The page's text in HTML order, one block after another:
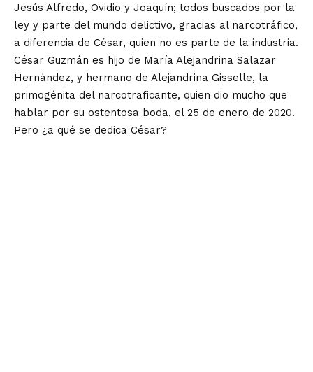
Jesús Alfredo, Ovidio y Joaquín; todos buscados por la
ley y parte del mundo delictivo, gracias al narcotráfico,
a diferencia de César, quien no es parte de la industria.
César Guzmán es hijo de María Alejandrina Salazar
Hernández, y hermano de Alejandrina Gisselle, la
primogénita del narcotraficante, quien dio mucho que
hablar por su ostentosa boda, el 25 de enero de 2020.
Pero ¿a qué se dedica César?